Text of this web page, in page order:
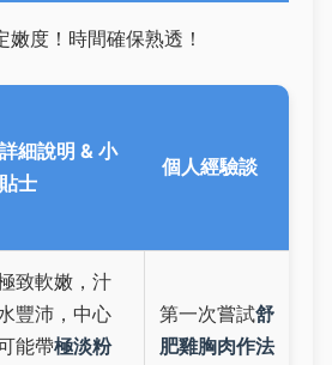
度！時間確保熟透！
詳細說明 & 小
貼士
個人經驗談
致軟嫩，汁
豐沛，中心
能帶極淡粉
第一次嘗試舒
肥雞胸肉作法